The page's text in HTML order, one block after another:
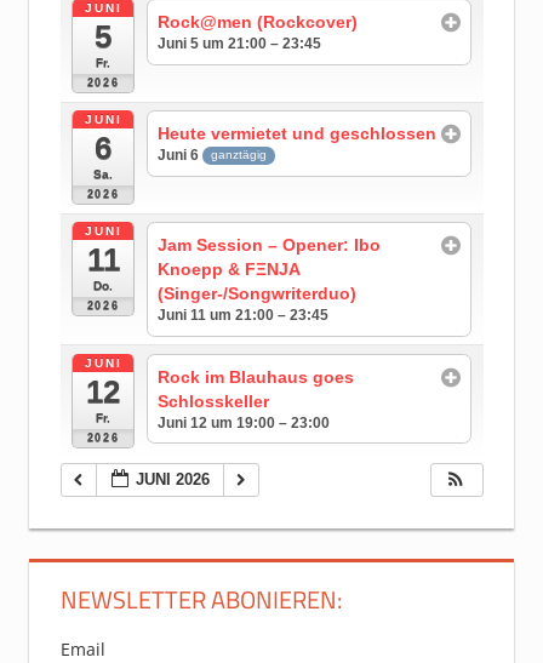
JUNI
5
Fr.
2026
Rock@men (Rockcover)
Juni 5 um 21:00 – 23:45
JUNI
6
Sa.
2026
Heute vermietet und geschlossen
Juni 6 ganztägig
JUNI
11
Do.
2026
Jam Session – Opener: Ibo
Knoepp & FΞNJA
(Singer-/Songwriterduo)
Juni 11 um 21:00 – 23:45
JUNI
12
Fr.
2026
Rock im Blauhaus goes
Schlosskeller
Juni 12 um 19:00 – 23:00
JUNI 2026
NEWSLETTER ABONIEREN:
Email